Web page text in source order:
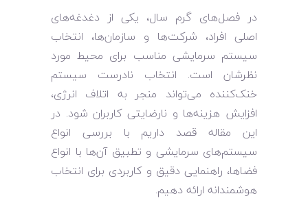
در فصل‌های گرم سال، یکی از دغدغه‌های
اصلی افراد، شرکت‌ها و سازمان‌ها، انتخاب
سیستم سرمایشی مناسب برای محیط مورد
نظرشان است. انتخاب نادرست سیستم
خنک‌کننده می‌تواند منجر به اتلاف انرژی،
افزایش هزینه‌ها و نارضایتی کاربران شود. در
این مقاله قصد داریم با بررسی انواع
سیستم‌های سرمایشی و تطبیق آن‌ها با انواع
فضاها، راهنمایی دقیق و کاربردی برای انتخاب
هوشمندانه ارائه دهیم.